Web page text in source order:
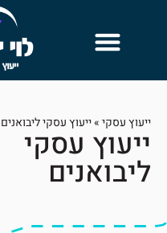
ייעוץ עסקי»ייעוץ עסקי ליבואנים
ייעוץ עסקי
ליבואנים